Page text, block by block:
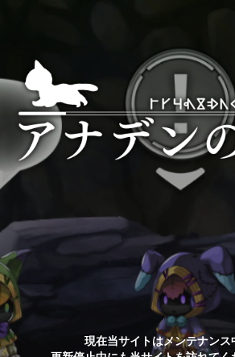
現在当サイトはメンテナンス